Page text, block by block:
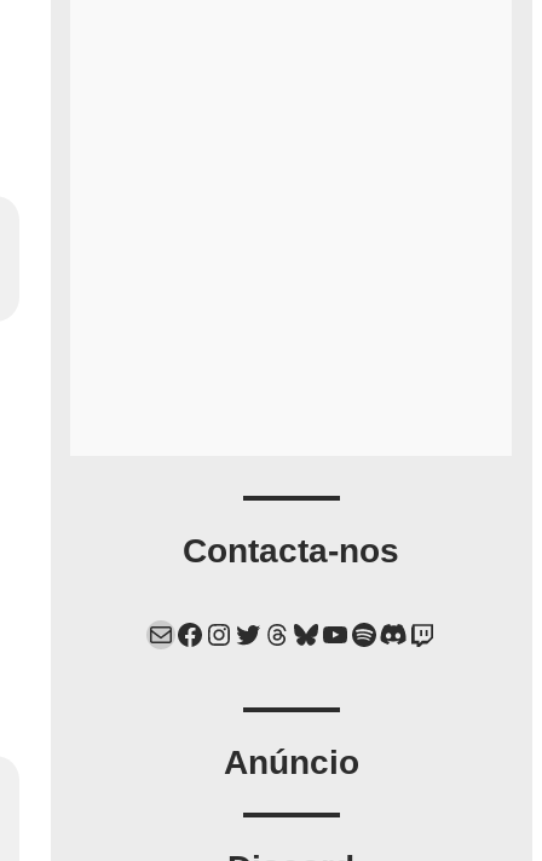
Contacta-nos
Mail Facebook Instagram Twitter Threads Bluesky YouTube Spotify Discord Twitch
Anúncio